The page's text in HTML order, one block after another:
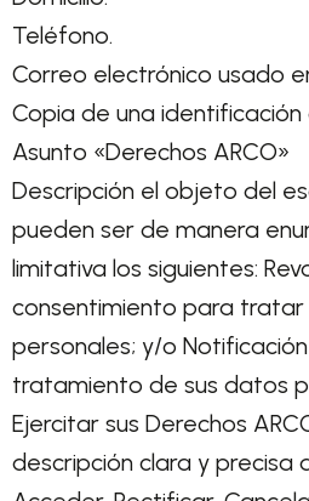
Teléfono.
Correo electrónico usado
Copia de una identificación
Asunto «Derechos ARCO»
Descripción el objeto del
pueden ser de manera
limitativa los siguientes:
consentimiento para tratar
personales; y/o
tratamiento de sus datos
Ejercitar sus Derechos
descripción clara y precisa